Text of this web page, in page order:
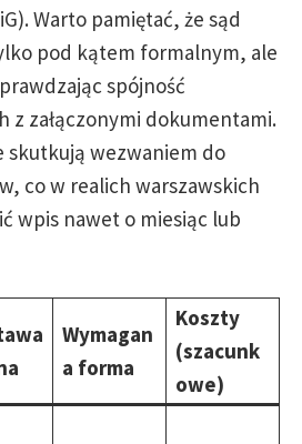
Warto pamiętać, że sąd
pod kątem formalnym, ale
spójność
z załączonymi dokumentami.
skutkują wezwaniem do
co w realich warszawskich
wpis nawet o miesiąc lub
Wymagan
a forma
Koszty
(szacunk
owe)